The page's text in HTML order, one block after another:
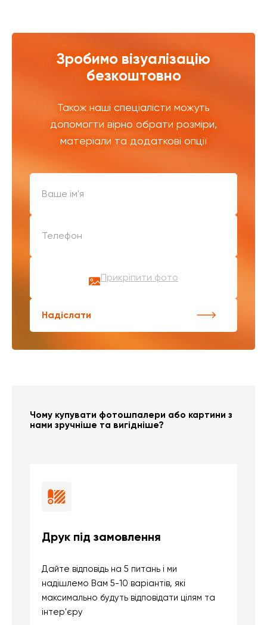
Зробимо візуалізацію
безкоштовно
Також наші спеціалісти можуть
допомогти вірно обрати розміри,
матеріали та додаткові опції
Прикріпити фото
Надіслати
Чому купувати фотошпалери або картини з
нами зручніше та вигідніше?
Друк під замовлення
Дайте відповідь на 5 питань і ми
надішлемо Вам 5-10 варіантів, які
максимально будуть відповідати цілям та
інтер'єру